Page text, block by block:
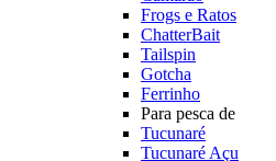
Frogs e Ratos
ChatterBait
Tailspin
Gotcha
Ferrinho
Para pesca de
Tucunaré
Tucunaré Açu